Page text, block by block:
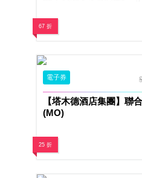
67 折
電子券
【塔木德酒店集團】聯
(MO)
25 折